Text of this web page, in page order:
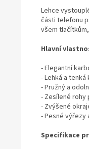
Lehce
části telefonu
všem
Hlavní
- Elegantní
- Lehká a
- Pružný a
- Zesílené rohy
- Zvýšené
- Pesné
Specifikace